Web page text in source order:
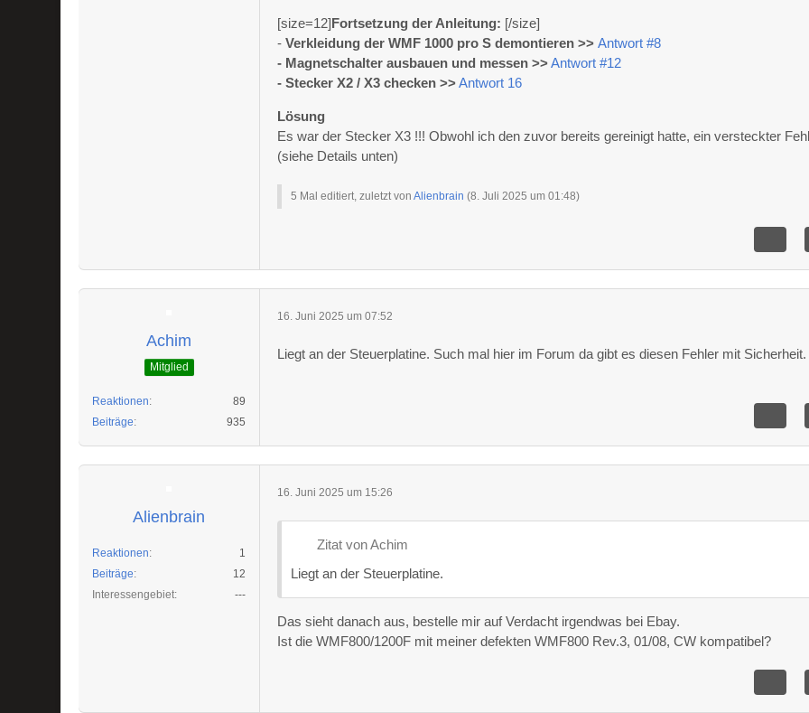
[size=12]Fortsetzung der Anleitung: [/size]
-Verkleidung derWMF 1000 pro S demontieren >>Antwort #8
- Magnetschalter ausbauen und messen >>Antwort #12
- Stecker X2 / X3 checken >>Antwort 16
Lösung
Es war der Stecker X3 !!! Obwohl ich den zuvor bereits gereinigt hatte, ein versteckter
(siehe Details unten)
5 Mal editiert, zuletzt vonAlienbrain (8. Juli 2025 um 01:48)
Achim
Mitglied
Reaktionen
89
Beiträge
935
16. Juni 2025 um 07:52
Liegt an der Steuerplatine. Such mal hier im Forum da gibt es diesen Fehler mit Sicherheit.
Alienbrain
Reaktionen
1
Beiträge
12
Interessengebiet
---
16. Juni 2025 um 15:26
Zitat von Achim
Liegt an der Steuerplatine.
Das sieht danach aus, bestelle mir auf Verdacht irgendwas bei Ebay.
Ist die WMF800/1200F mit meiner defekten WMF800 Rev.3, 01/08, CW kompatibel?